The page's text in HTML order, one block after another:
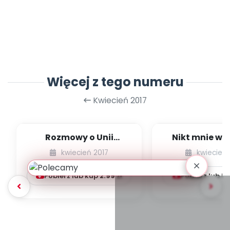
Więcej z tego numeru
Kwiecień 2017
Rozmowy o Unii
Europejskiej -
opowiadanie
kwiecień 2017
Pobierz lub kup2.99zł
Nikt mnie
zobaczy -kwiecień
Pobierz lub